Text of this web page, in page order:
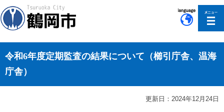
令和6年度定期監査の結果について（櫛引庁舎、温海
庁舎）
更新日：2024年12月24日